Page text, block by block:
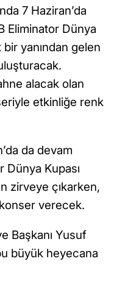
7 Haziran’da
Eliminator Dünya
bir yanından gelen
alacak olan
etkinliğe renk
da devam
Dünya Kupası
zirveye çıkarken,
verecek.
Başkanı Yusuf
büyük heyecana